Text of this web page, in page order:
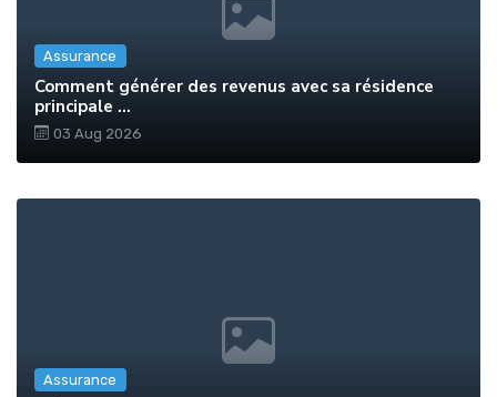
Assurance
Comment générer des revenus avec sa résidence
principale ...
03 Aug 2026
Assurance